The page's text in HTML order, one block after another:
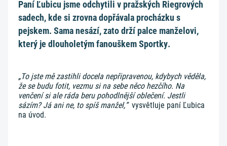
Paní Ľubicu jsme odchytili v pražských Riegrových
sadech, kde si zrovna dopřávala procházku s
pejskem. Sama nesází, zato drží palce manželovi,
který je dlouholetým fanouškem Sportky.
„To jste mě zastihli docela nepřipravenou, kdybych věděla,
že se budu fotit, vezmu si na sebe něco hezčího. Na
venčení si ale ráda beru pohodlnější oblečení. Jestli
sázím? Já ani ne, to spíš manžel,” vysvětluje paní Ľubica
na úvod.